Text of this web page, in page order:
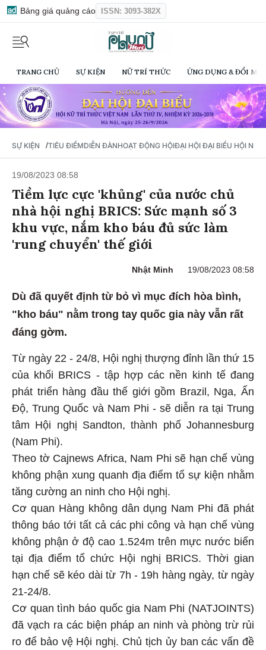
Bảng giá quảng cáo ISSN: 3093-382X
TRANG CHỦ SỰ KIỆN NỮ TRÍ THỨC ỨNG DỤNG & ĐỔI
SỰ KIỆN /TIÊU ĐIỂMDIỄN ĐÀNHOẠT ĐỘNG HỘIĐẠI HỘI ĐẠI BIỂU HỘI NỮ
19/08/2023 08:58
Tiềm lực cực 'khủng' của nước chủ
nhà hội nghị BRICS: Sức mạnh số 3
khu vực, nắm kho báu đủ sức làm
'rung chuyển' thế giới
Nhật Minh 19/08/2023 08:58
Dù đã quyết định từ bỏ vì mục đích hòa bình,
"kho báu" nằm trong tay quốc gia này vẫn rất
đáng gờm.
Từ ngày 22 - 24/8, Hội nghị thượng đỉnh lần thứ 15
của khối BRICS - tập hợp các nền kinh tế đang
phát triển hàng đầu thế giới gồm Brazil, Nga, Ấn
Độ, Trung Quốc và Nam Phi - sẽ diễn ra tại Trung
tâm Hội nghị Sandton, thành phố Johannesburg
(Nam Phi).
Theo tờ Cajnews Africa, Nam Phi sẽ hạn chế vùng
không phận xung quanh địa điểm tổ sự kiện nhằm
tăng cường an ninh cho Hội nghị.
Cơ quan Hàng không dân dụng Nam Phi đã phát
thông báo tới tất cả các phi công và hạn chế vùng
không phận ở độ cao 1.524m trên mực nước biển
tại địa điểm tổ chức Hội nghị BRICS. Thời gian
hạn chế sẽ kéo dài từ 7h - 19h hàng ngày, từ ngày
21-24/8.
Cơ quan tình báo quốc gia Nam Phi (NATJOINTS)
đã vạch ra các biện pháp an ninh và phòng trừ rủi
ro để bảo vệ Hội nghị. Chủ tịch ủy ban các vấn đề